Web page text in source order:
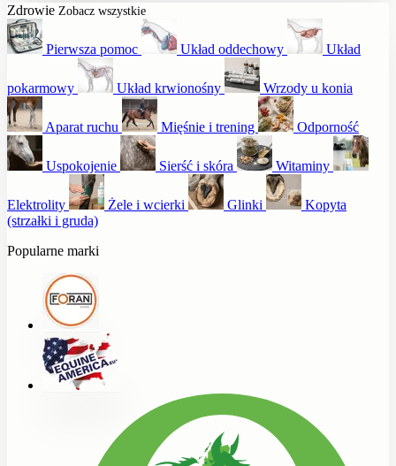
Zdrowie Zobacz wszystkie
Pierwsza pomoc Układ oddechowy Układ
pokarmowy Układ krwionośny Wrzody u konia
Aparat ruchu Mięśnie i trening Odporność
Uspokojenie Sierść i skóra Witaminy
Elektrolity Żele i wcierki Glinki
Kopyta
(strzałki i gruda)
Popularne marki